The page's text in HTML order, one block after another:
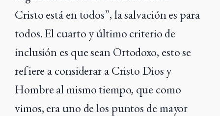
Cristo está en todos”, la salvación es para
todos. El cuarto y último criterio de
inclusión es que seanOrtodoxo, esto se
refiere a considerar a Cristo Dios y
Hombre al mismo tiempo, que como
vimos, era uno de los puntos de mayor